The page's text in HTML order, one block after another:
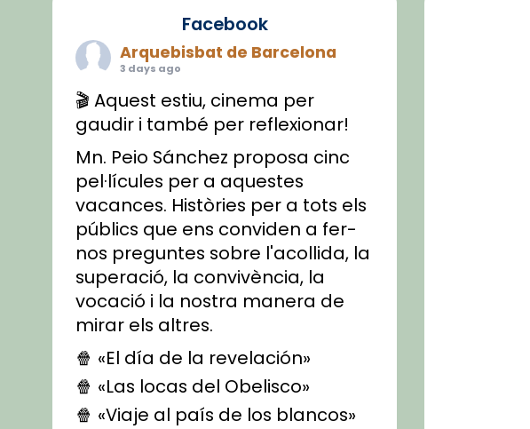
Facebook
Arquebisbat de Barcelona
3 days ago
🎬 Aquest estiu, cinema per
gaudir i també per reflexionar!
Mn. Peio Sánchez proposa cinc
pel·lícules per a aquestes
vacances. Històries per a tots els
públics que ens conviden a fer-
nos preguntes sobre l'acollida, la
superació, la convivència, la
vocació i la nostra manera de
mirar els altres.
🍿 «El día de la revelación»
🍿 «Las locas del Obelisco»
🍿 «Viaje al país de los blancos»